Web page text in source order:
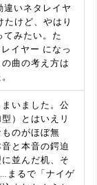
いネタレイヤ
たけど、やはり
みたい。た
イヤー になっ
曲の考え方は
いました。公
）とはいえリ
のがほぼ無
と本音の鍔迫
並んだ机、そ
まるで「ナイゲ